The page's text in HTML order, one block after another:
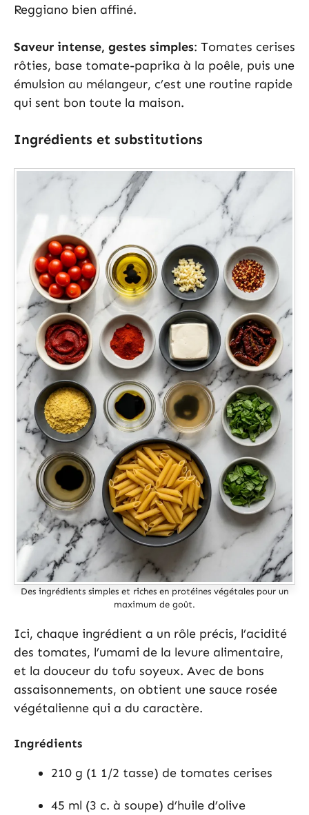
Reggiano bien affiné.
Saveur intense, gestes simples: Tomates cerises
rôties, base tomate-paprika à la poêle, puis une
émulsion au mélangeur, c’est une routine rapide
qui sent bon toute la maison.
Ingrédients et substitutions
Des ingrédients simples et riches en protéines végétales pour un
maximum de goût.
Ici, chaque ingrédient a un rôle précis, l’acidité
des tomates, l’umami de la levure alimentaire,
et la douceur du tofu soyeux. Avec de bons
assaisonnements, on obtient une sauce rosée
végétalienne qui a du caractère.
Ingrédients
210 g (1 1/2 tasse) de tomates cerises
45 ml (3 c. à soupe) d’huile d’olive